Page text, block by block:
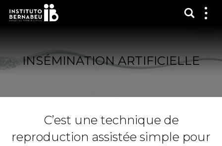
INSÉMINATION ARTIFICIELLE
C’est une technique de
reproduction assistée simple pour